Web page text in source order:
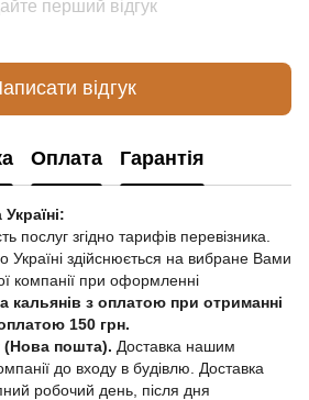
перший відгук
відгук
Оплата Гарантія
послуг згідно тарифів перевізника.
Україні здійснюється на вибране Вами
компанії при оформленні
кальянів з оплатою при отриманні
150 грн.
пошта). Доставка нашим
до входу в будівлю. Доставка
робочий день, після дня